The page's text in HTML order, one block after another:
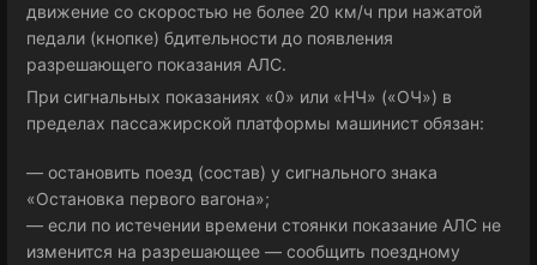
движение со скоростью не более 20 км/ч при нажатой
педали (кнопке) бдительности до появления
разрешающего показания АЛС.
При сигнальных показаниях «0» или «НЧ» («ОЧ») в
пределах пассажирской платформы машинист обязан:
— остановить поезд (состав) у сигнального знака
«Остановка первого вагона»;
— если по истечении времени стоянки показание АЛС не
изменится на разрешающее — сообщить поездному